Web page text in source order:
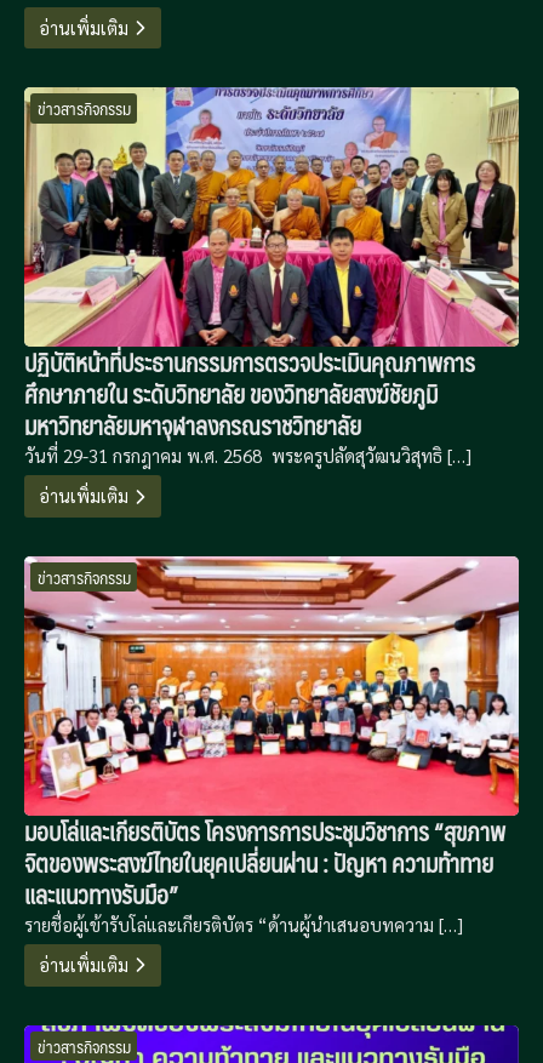
อ่านเพิ่มเติม
ข่าวสารกิจกรรม
ปฏิบัติหน้าที่ประธานกรรมการตรวจประเมินคุณภาพการ
ศึกษาภายใน ระดับวิทยาลัย ของวิทยาลัยสงฆ์ชัยภูมิ
มหาวิทยาลัยมหาจุฬาลงกรณราชวิทยาลัย
วันที่ 29-31 กรกฎาคม พ.ศ. 2568 พระครูปลัดสุวัฒนวิสุทธิ […]
อ่านเพิ่มเติม
ข่าวสารกิจกรรม
มอบโล่และเกียรติบัตร โครงการการประชุมวิชาการ “สุขภาพ
จิตของพระสงฆ์ไทยในยุคเปลี่ยนผ่าน : ปัญหา ความท้าทาย
และแนวทางรับมือ”
รายชื่อผู้เข้ารับโล่และเกียรติบัตร “ด้านผู้นำเสนอบทความ […]
อ่านเพิ่มเติม
ข่าวสารกิจกรรม